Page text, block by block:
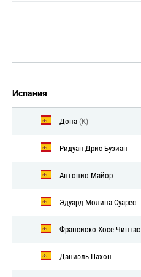
Испания
Дона (К)
Ридуан Дрис Бузиан
Антонио Майор
Эдуард Молина Суарес
Франсиско Хосе Чинтас
Даниэль Пахон